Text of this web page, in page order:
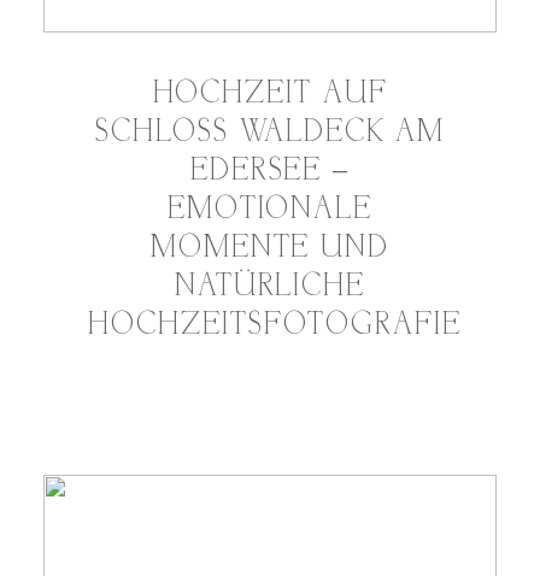
HOCHZEIT AUF
SCHLOSS WALDECK AM
EDERSEE –
EMOTIONALE
MOMENTE UND
NATÜRLICHE
HOCHZEITSFOTOGRAFIE